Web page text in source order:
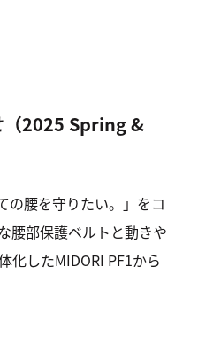
（2025 Spring &
の腰を守りたい。」をコ
腰部保護ベルトと動きや
化したMIDORI PF1から